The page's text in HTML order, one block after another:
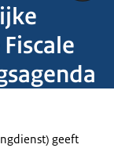
geeft